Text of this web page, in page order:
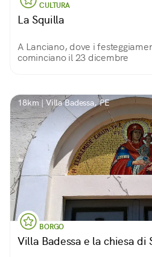
CULTURA
La Squilla
A Lanciano, dove i
cominciano il 23 dicembre
18km | Villa Badessa, PE
BORGO
Villa Badessa e la chiesa di